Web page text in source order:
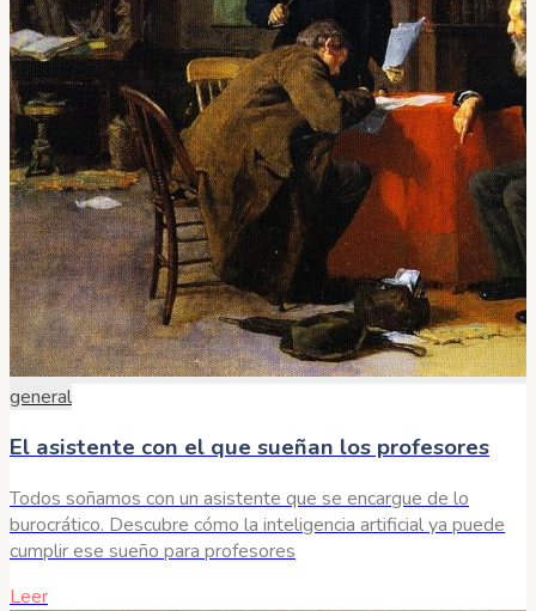
general
El asistente con el que sueñan los profesores
Todos soñamos con un asistente que se encargue de lo
burocrático. Descubre cómo la inteligencia artificial ya puede
cumplir ese sueño para profesores
Leer